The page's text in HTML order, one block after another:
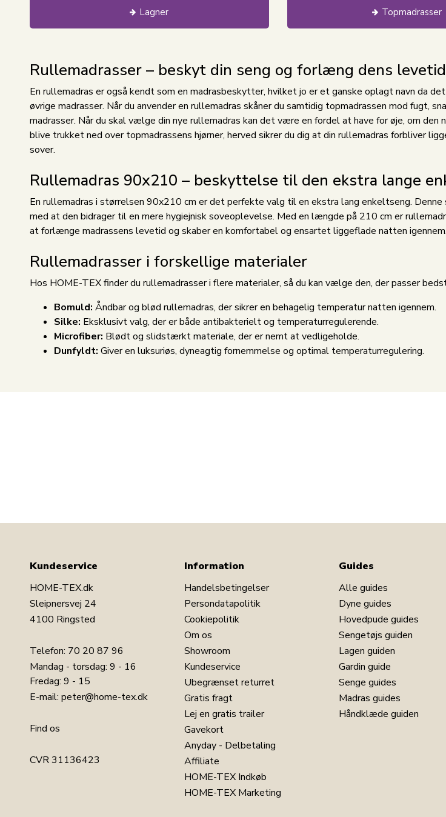
Lagner Topmadrasser
Rullemadrasser – beskyt din seng og forlæng dens levetid
En rullemadras er også kendt som en madrasbeskytter, hvilket jo er et ganske oplagt navn da
øvrige madrasser. Når du anvender en rullemadras skåner du samtidig topmadrassen mod fugt,
madrasser. Når du skal vælge din nye rullemadras kan det være en fordel at have for øje, om
blive trukket ned over topmadrassens hjørner, herved sikrer du dig at din rullemadras forbliver
sover.
Rullemadras 90x210 – beskyttelse til den ekstra lange
En rullemadras i størrelsen 90x210 cm er det perfekte valg til en ekstra lang enkeltseng.
med at den bidrager til en mere hygiejnisk soveoplevelse. Med en længde på 210 cm er
at forlænge madrassens levetid og skaber en komfortabel og ensartet liggeflade natten igennem.
Rullemadrasser i forskellige materialer
Hos HOME-TEX finder du rullemadrasser i flere materialer, så du kan vælge den, der passer
Bomuld: Åndbar og blød rullemadras, der sikrer en behagelig temperatur natten igennem.
Silke: Eksklusivt valg, der er både antibakterielt og temperaturregulerende.
Microfiber: Blødt og slidstærkt materiale, der er nemt at vedligeholde.
Dunfyldt: Giver en luksuriøs, dyneagtig fornemmelse og optimal temperaturregulering.
Kundeservice
HOME-TEX.dk
Sleipnersvej 24
4100 Ringsted
Telefon: 70 20 87 96
Mandag - torsdag: 9 - 16
Fredag: 9 - 15
E-mail: peter@home-tex.dk
Find os
CVR 31136423
Information
Handelsbetingelser
Persondatapolitik
Cookiepolitik
Om os
Showroom
Kundeservice
Ubegrænset returret
Gratis fragt
Lej en gratis trailer
Gavekort
Anyday - Delbetaling
Affiliate
HOME-TEX Indkøb
HOME-TEX Marketing
Guides
Alle guides
Dyne guides
Hovedpude guides
Sengetøjs guiden
Lagen guiden
Gardin guide
Senge guides
Madras guides
Håndklæde guiden